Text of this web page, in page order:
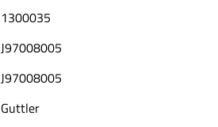
1300035
J97008005
J97008005
Guttler